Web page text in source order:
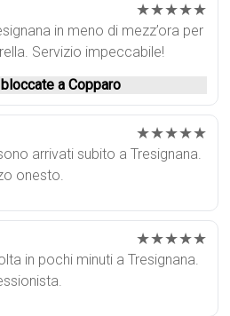
★★★★★
in meno di mezz’ora per
Servizio impeccabile!
a Copparo
★★★★★
arrivati subito a Tresignana.
onesto.
★★★★★
in pochi minuti a Tresignana.